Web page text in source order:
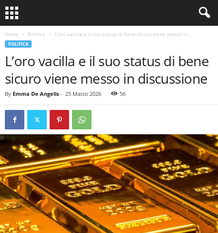
Home Politica L’oro vacilla e il suo status di bene sicuro viene messo in...
POLITICA
L’oro vacilla e il suo status di bene
sicuro viene messo in discussione
By Emma De Angelis - 25 Marzo 2026 56